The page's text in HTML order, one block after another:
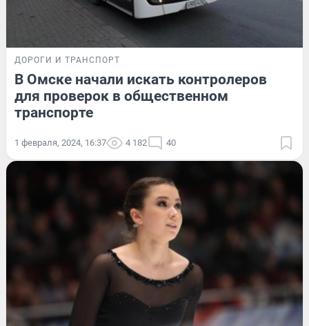
ДОРОГИ И ТРАНСПОРТ
В Омске начали искать контролеров
для проверок в общественном
транспорте
1 февраля, 2024, 16:37 4 182 40